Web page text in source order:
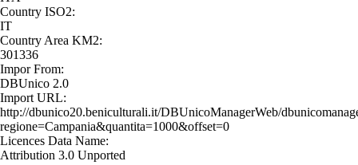
Country ISO2:
IT
Country Area KM2:
301336
Impor From:
DBUnico 2.0
Import URL:
http://dbunico20.beniculturali.it/DBUnicoManagerWeb/
regione=Campania&quantita=1000&offset=0
Licences Data Name:
Attribution 3.0 Unported